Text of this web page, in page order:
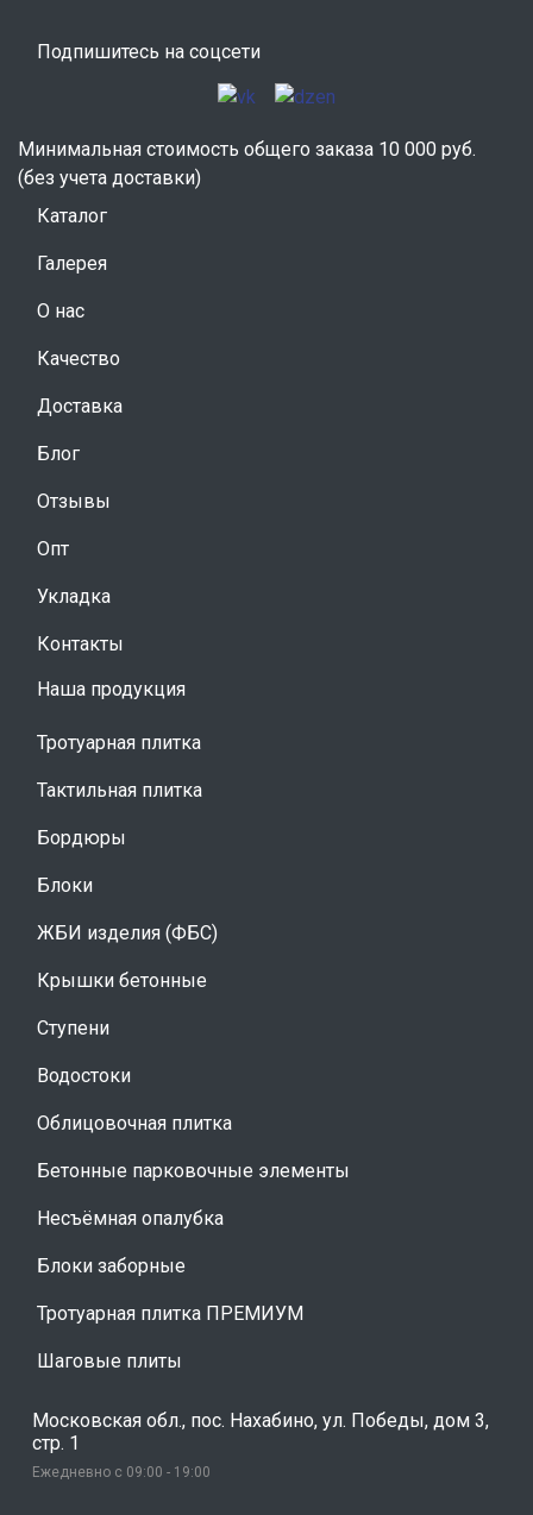
Подпишитесь на соцсети
Минимальная стоимость общего заказа 10 000 руб.
(без учета доставки)
Каталог
Галерея
О нас
Качество
Доставка
Блог
Отзывы
Опт
Укладка
Контакты
Наша продукция
Тротуарная плитка
Тактильная плитка
Бордюры
Блоки
ЖБИ изделия (ФБС)
Крышки бетонные
Ступени
Водостоки
Облицовочная плитка
Бетонные парковочные элементы
Несъёмная опалубка
Блоки заборные
Тротуарная плитка ПРЕМИУМ
Шаговые плиты
Московская обл., пос. Нахабино, ул. Победы, дом 3,
стр. 1
Ежедневно с 09:00 - 19:00